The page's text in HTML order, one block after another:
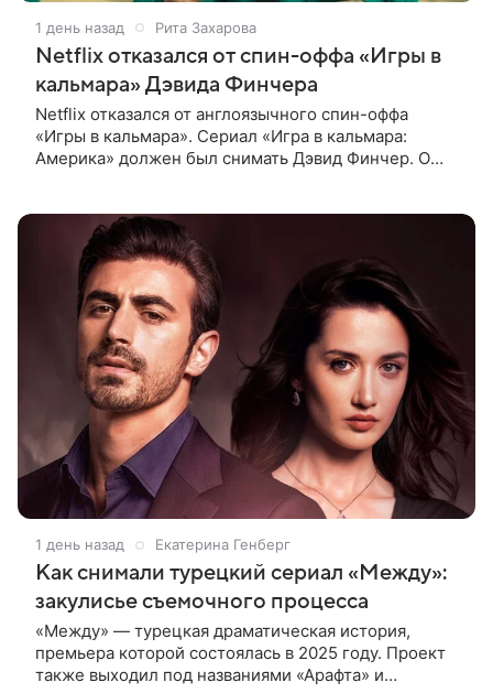
1 день назад Рита Захарова
Netflix отказался от спин-оффа «Игры в
кальмара» Дэвида Финчера
Netflix отказался от англоязычного спин-оффа
«Игры в кальмара». Сериал «Игра в кальмара:
Америка» должен был снимать Дэвид Финчер. О
1 день назад Екатерина Генберг
Как снимали турецкий сериал «Между»:
закулисье съемочного процесса
«Между» — турецкая драматическая история,
премьера которой состоялась в 2025 году. Проект
также выходил под названиями «Арафта» и